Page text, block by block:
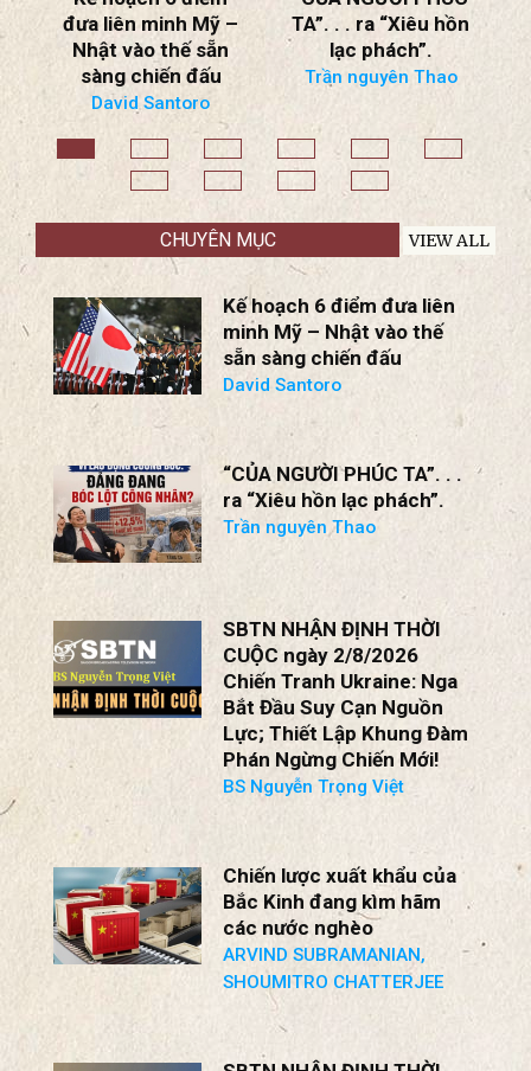
TA”. . . ra “Xiêu hồn
lạc phách”.
Trần nguyên Thao
THỜI CUỘC ngày
2/8/2026
Chiến Tranh
Đầu Suy Cạn Nguồn
Lực; Thiết Lập
Khung Đàm Phán
Ngừng Chiến Mới!
BS Nguyễn Trọng Việt
CHUYÊN MỤC
Kế hoạch 6 điểm đưa liên
minh Mỹ – Nhật vào thế
sẵn sàng chiến đấu
David Santoro
“CỦA NGƯỜI PHÚC TA”. . .
ra “Xiêu hồn lạc phách”.
Trần nguyên Thao
SBTN NHẬN ĐỊNH THỜI
CUỘC ngày 2/8/2026
Chiến Tranh Ukraine: Nga
Lực; Thiết Lập Khung Đàm
Phán Ngừng Chiến Mới!
BS Nguyễn Trọng Việt
Chiến lược xuất khẩu của
Bắc Kinh đang kìm hãm
các nước nghèo